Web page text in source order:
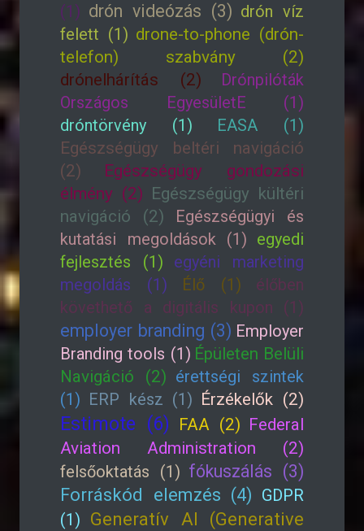
(1) drón videózás (3) drón víz
felett (1) drone-to-phone (drón-
telefon) szabvány (2)
drónelhárítás (2)
Drónpilóták
Országos EgyesületE (1)
dróntörvény (1)
EASA (1)
Egészségügy beltéri navigáció
(2)
Egészségügy gondozási
élmény (2) Egészségügy kültéri
navigáció (2)
Egészségügyi és
kutatási megoldások (1) egyedi
fejlesztés (1)
egyéni marketing
megoldás (1)
Élő (1)
élőben
követhető a digitális kupon (1)
employer branding (3) Employer
Branding tools (1) Épületen Belüli
Navigáció (2) érettségi szintek
(1) ERP kész (1) Érzékelők (2)
Estimote (6) FAA (2) Federal
Aviation Administration (2)
felsőoktatás (1) fókuszálás (3)
Forráskód elemzés (4) GDPR
(1) Generatív AI (Generative